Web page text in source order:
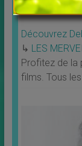
Découvrez
↳ LES
Profitez de la
films. Tous